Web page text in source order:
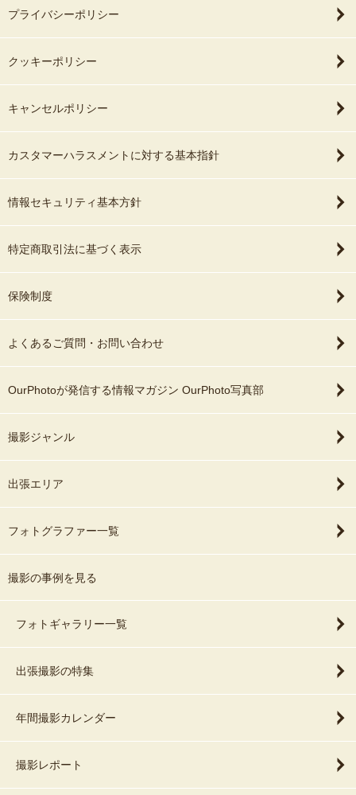
プライバシーポリシー
クッキーポリシー
キャンセルポリシー
カスタマーハラスメントに対する基本指針
情報セキュリティ基本方針
特定商取引法に基づく表示
保険制度
よくあるご質問・お問い合わせ
OurPhotoが発信する情報マガジン OurPhoto写真部
撮影ジャンル
出張エリア
フォトグラファー一覧
撮影の事例を見る
フォトギャラリー一覧
出張撮影の特集
年間撮影カレンダー
撮影レポート